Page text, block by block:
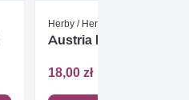
Herby / Heraldyka / Symbole
Austria Mi blatt 10
18,00 zł